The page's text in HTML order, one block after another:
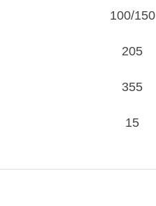
100/150
205
355
15